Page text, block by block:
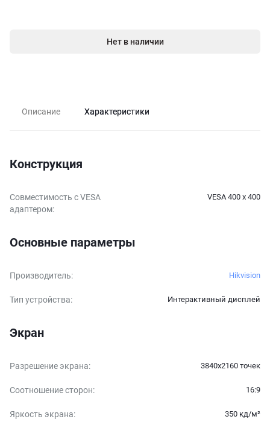
Нет в наличии
Описание Характеристики
Конструкция
Совместимость с VESA
адаптером:
VESA 400 x 400
Основные параметры
Производитель: Hikvision
Тип устройства: Интерактивный дисплей
Экран
Разрешение экрана: 3840x2160 точек
Соотношение сторон: 16:9
Яркость экрана: 350 кд/м²